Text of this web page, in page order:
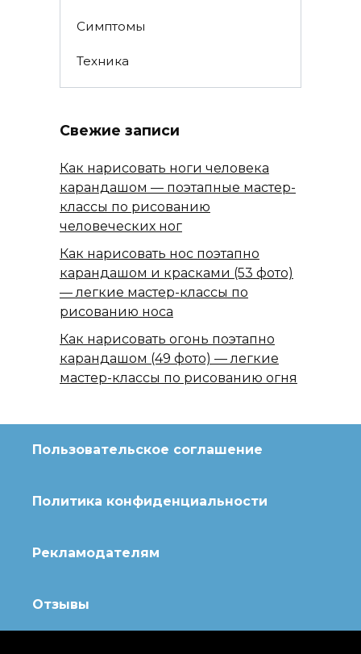
Симптомы
Техника
Свежие записи
Как нарисовать ноги человека
карандашом — поэтапные мастер-
классы по рисованию
человеческих ног
Как нарисовать нос поэтапно
карандашом и красками (53 фото)
— легкие мастер-классы по
рисованию носа
Как нарисовать огонь поэтапно
карандашом (49 фото) — легкие
мастер-классы по рисованию огня
Пользовательское соглашение
Политика конфиденциальности
Рекламодателям
Отзывы